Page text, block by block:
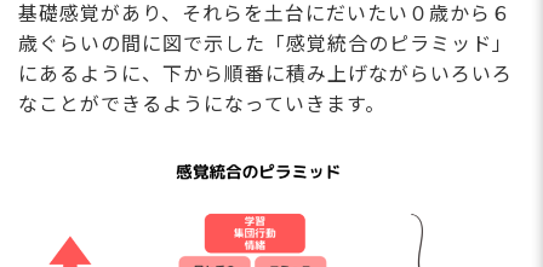
基礎感覚があり、それらを⼟台にだいたい０歳から６
歳ぐらいの間に図で⽰した「感覚統合のピラミッド」
にあるように、下から順番に積み上げながらいろいろ
なことができるようになっていきます。